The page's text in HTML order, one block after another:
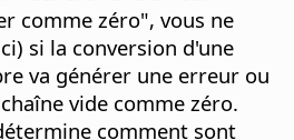
comme zéro", vous ne
si la conversion d'une
va générer une erreur ou
vide comme zéro.
comment sont